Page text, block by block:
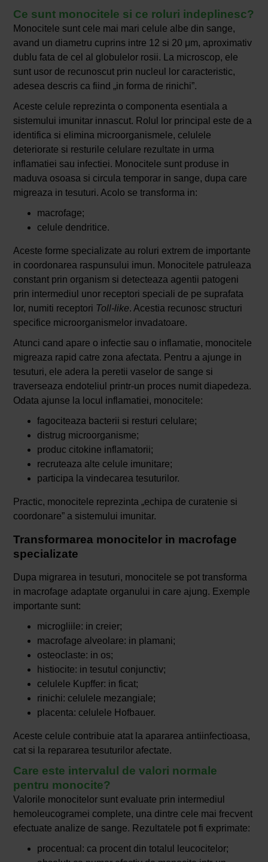
Ce sunt monocitele si ce roluri indeplinesc?
Monocitele sunt cele mai mari celule albe din sange,
avand un diametru cuprins intre 12 si 20 μm, aproximativ
dublu fata de cel al globulelor rosii. La microscop, ele
sunt usor de recunoscut prin nucleul lor caracteristic,
adesea descris ca fiind „in forma de rinichi”.
Aceste celule reprezinta o componenta esentiala a
sistemului imunitar innascut. Rolul lor principal este de a
identifica si elimina microorganismele, celulele
deteriorate si resturile celulare rezultate in urma
inflamatiei sau infectiei. Monocitele sunt produse in
maduva osoasa si circula temporar in sange, dupa care
migreaza in tesuturi. Acolo se transforma in:
macrofage;
celule dendritice.
Aceste forme specializate au roluri extrem de importante
in coordonarea raspunsului imun. Monocitele patruleaza
constant prin organism si detecteaza agentii patogeni
prin intermediul unor receptori speciali de pe suprafata
lor, numiti receptori Toll-like. Acestia recunosc structuri
specifice microorganismelor invadatoare.
Atunci cand apare o infectie sau o inflamatie, monocitele
migreaza rapid catre zona afectata. Pentru a ajunge in
tesuturi, ele adera la peretii vaselor de sange si
traverseaza endoteliul printr-un proces numit diapedeza.
Odata ajunse la locul inflamatiei, monocitele:
fagociteaza bacterii si resturi celulare;
distrug microorganisme;
produc citokine inflamatorii;
recruteaza alte celule imunitare;
participa la vindecarea tesuturilor.
Practic, monocitele reprezinta „echipa de curatenie si
coordonare” a sistemului imunitar.
Transformarea monocitelor in macrofage
specializate
Dupa migrarea in tesuturi, monocitele se pot transforma
in macrofage adaptate organului in care ajung. Exemple
importante sunt:
microgliile: in creier;
macrofage alveolare: in plamani;
osteoclaste: in os;
histiocite: in tesutul conjunctiv;
celulele Kupffer: in ficat;
rinichi: celulele mezangiale;
placenta: celulele Hofbauer.
Aceste celule contribuie atat la apararea antiinfectioasa,
cat si la repararea tesuturilor afectate.
Care este intervalul de valori normale
pentru monocite?
Valorile monocitelor sunt evaluate prin intermediul
hemoleucogramei complete, una dintre cele mai frecvent
efectuate analize de sange. Rezultatele pot fi exprimate:
procentual: ca procent din totalul leucocitelor;